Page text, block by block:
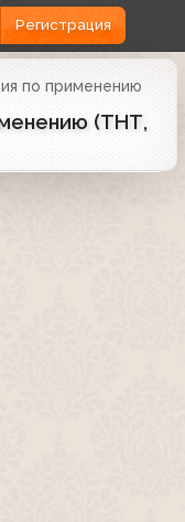
Регистрация
по применению
(ТНТ,